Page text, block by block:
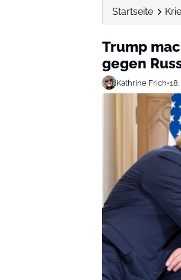
Startseite
Trump
gegen
Kathrine Frich•